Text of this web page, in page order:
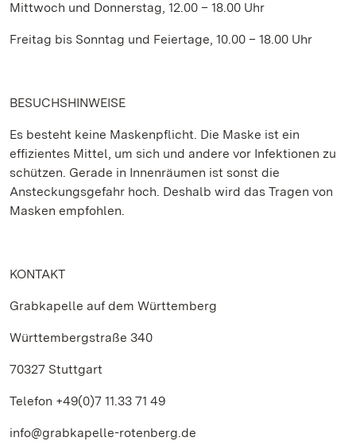
Mittwoch und Donnerstag, 12.00 – 18.00 Uhr
Freitag bis Sonntag und Feiertage, 10.00 – 18.00 Uhr
BESUCHSHINWEISE
Es besteht keine Maskenpflicht. Die Maske ist ein
effizientes Mittel, um sich und andere vor Infektionen zu
schützen. Gerade in Innenräumen ist sonst die
Ansteckungsgefahr hoch. Deshalb wird das Tragen von
Masken empfohlen.
KONTAKT
Grabkapelle auf dem Württemberg
Württembergstraße 340
70327 Stuttgart
Telefon +49(0)7 11.33 71 49
info@grabkapelle-rotenberg.de